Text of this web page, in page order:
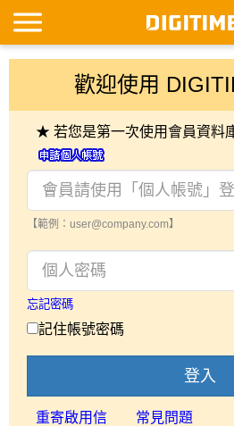
歡迎使用
★ 若您是第一次使用會員資料
【範例：user@company.com】
忘記密碼
記住帳號密碼
登入
重寄啟用信 常見問題